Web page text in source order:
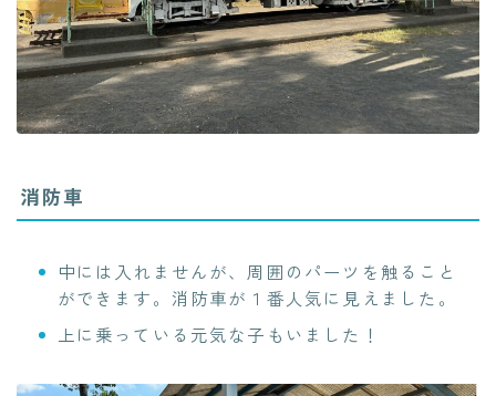
消防車
中には入れませんが、周囲のパーツを触ること
ができます。消防車が１番人気に見えました。
上に乗っている元気な子もいました！